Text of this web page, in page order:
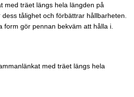
med träet längs hela längden på
tålighet och förbättrar hållbarheten.
form gör pennan bekväm att hålla i.
med träet längs hela